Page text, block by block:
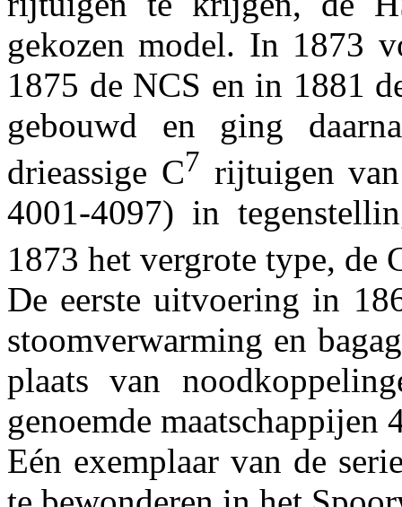
gekozen model. In 1873
1875 de NCS en in 1881
gebouwd en ging
drieassige C7 rijtuigen
4001-4097) in
1873 het vergrote type, de
De eerste uitvoering in
stoomverwarming en
plaats van
genoemde
Eén exemplaar van de